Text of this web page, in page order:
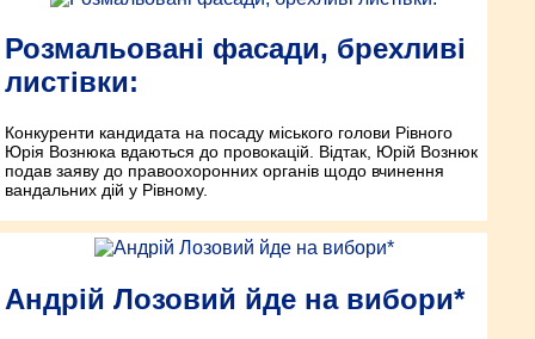
Розмальовані фасади, брехливі
листівки:
Конкуренти кандидата на посаду міського голови Рівного
Юрія Вознюка вдаються до провокацій. Відтак, Юрій Вознюк
подав заяву до правоохоронних органів щодо вчинення
вандальних дій у Рівному.
Андрій Лозовий йде на вибори*